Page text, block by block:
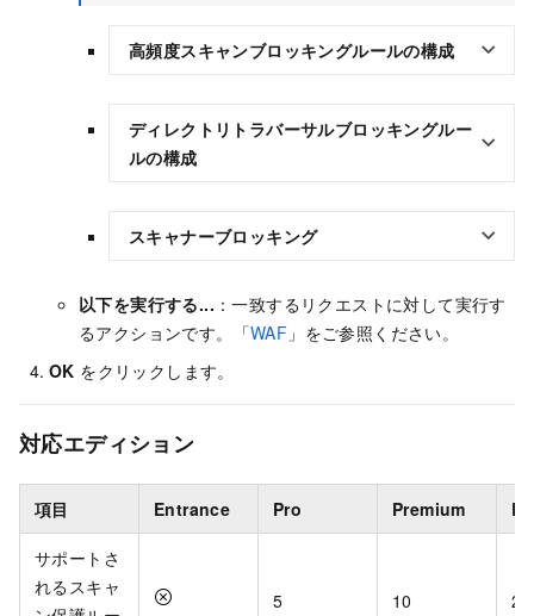
高頻度スキャンブロッキングルールの構成
ディレクトリトラバーサルブロッキングルー
ルの構成
スキャナーブロッキング
以下を実行する... ：一致するリクエストに対して実行す
るアクションです。「WAF 」をご参照ください。
OK をクリックします。
対応エディション
項目 Entrance Pro Premium
サポートさ
れるスキャ
5 10 20